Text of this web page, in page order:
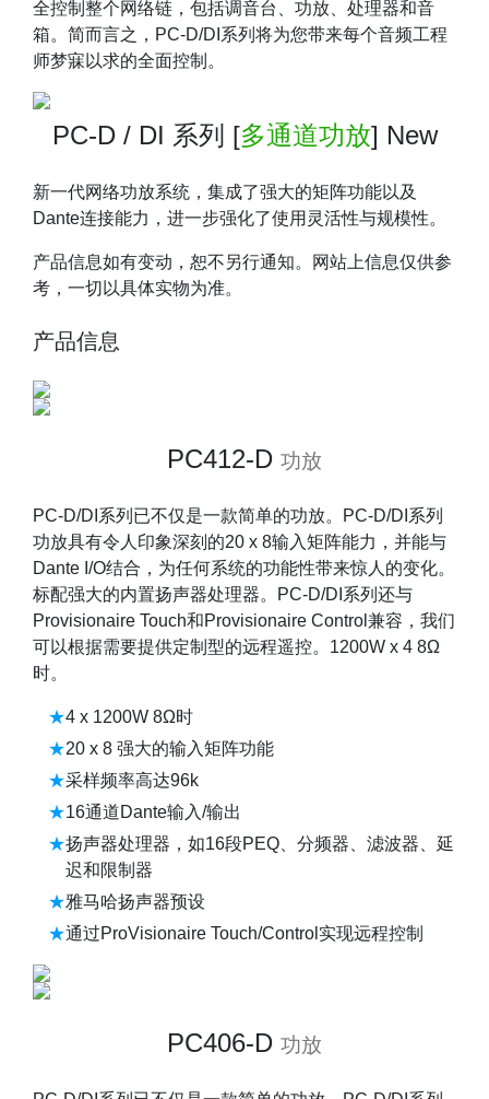
全控制整个网络链，包括调音台、功放、处理器和音
箱。简而言之，PC-D/DI系列将为您带来每个音频工程
师梦寐以求的全面控制。
PC-D / DI 系列 [多通道功放] New
新一代网络功放系统，集成了强大的矩阵功能以及
Dante连接能力，进一步强化了使用灵活性与规模性。
产品信息如有变动，恕不另行通知。网站上信息仅供参
考，一切以具体实物为准。
产品信息
PC412-D 功放
PC-D/DI系列已不仅是一款简单的功放。PC-D/DI系列
功放具有令人印象深刻的20 x 8输入矩阵能力，并能与
Dante I/O结合，为任何系统的功能性带来惊人的变化。
标配强大的内置扬声器处理器。PC-D/DI系列还与
Provisionaire Touch和Provisionaire Control兼容，我们
可以根据需要提供定制型的远程遥控。1200W x 4 8Ω
时。
4 x 1200W 8Ω时
20 x 8 强大的输入矩阵功能
采样频率高达96k
16通道Dante输入/输出
扬声器处理器，如16段PEQ、分频器、滤波器、延
迟和限制器
雅马哈扬声器预设
通过ProVisionaire Touch/Control实现远程控制
PC406-D 功放